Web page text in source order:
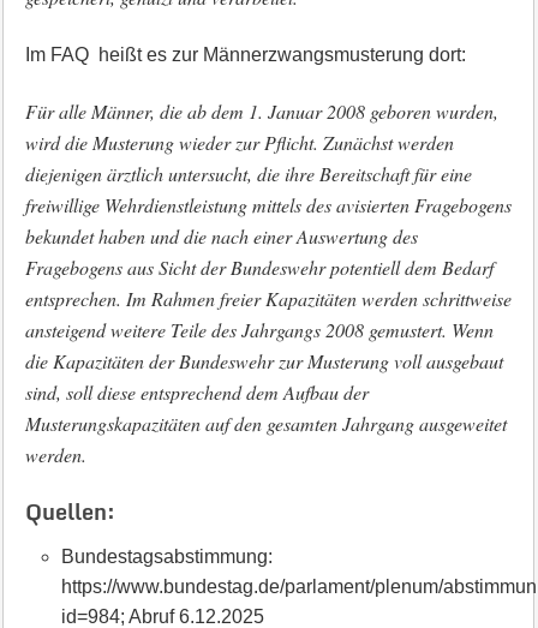
Im FAQ heißt es zur Männerzwangsmusterung dort:
Für alle Männer, die ab dem 1. Januar 2008 geboren wurden,
wird die Musterung wieder zur Pflicht. Zunächst werden
diejenigen ärztlich untersucht, die ihre Bereitschaft für eine
freiwillige Wehrdienstleistung mittels des avisierten Fragebogens
bekundet haben und die nach einer Auswertung des
Fragebogens aus Sicht der Bundeswehr potentiell dem Bedarf
entsprechen. Im Rahmen freier Kapazitäten werden schrittweise
ansteigend weitere Teile des Jahrgangs 2008 gemustert. Wenn
die Kapazitäten der Bundeswehr zur Musterung voll ausgebaut
sind, soll diese entsprechend dem Aufbau der
Musterungskapazitäten auf den gesamten Jahrgang ausgeweitet
werden.
Quellen:
Bundestagsabstimmung:
https://www.bundestag.de/parlament/plenum/
id=984; Abruf 6.12.2025